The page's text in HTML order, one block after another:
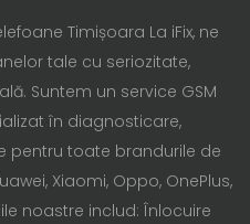
Timișoara La iFix, ne
tale cu seriozitate,
Suntem un service GSM
în diagnosticare,
pentru toate brandurile de
Xiaomi, Oppo, OnePlus,
noastre includ: Înlocuire